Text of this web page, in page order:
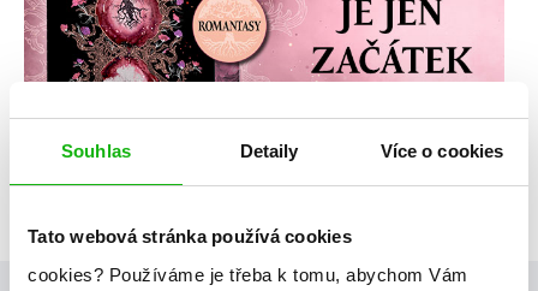
Souhlas Detaily Více o cookies
Tato webová stránka používá cookies
cookies? Používáme je třeba k tomu, abychom Vám